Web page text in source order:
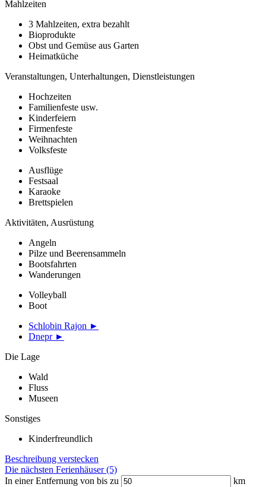
Mahlzeiten
3 Mahlzeiten, extra bezahlt
Bioprodukte
Obst und Gemüse aus Garten
Heimatküche
Veranstaltungen, Unterhaltungen, Dienstleistungen
Hochzeiten
Familienfeste usw.
Kinderfeiern
Firmenfeste
Weihnachten
Volksfeste
Ausflüge
Festsaal
Karaoke
Brettspielen
Aktivitäten, Ausrüstung
Angeln
Pilze und Beerensammeln
Bootsfahrten
Wanderungen
Volleyball
Boot
Schlobin Rajon ►
Dnepr ►
Die Lage
Wald
Fluss
Museen
Sonstiges
Kinderfreundlich
Beschreibung verstecken
Die nächsten Ferienhäuser (5)
In einer Entfernung von bis zu
km